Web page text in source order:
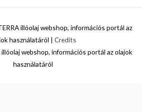
illóolaj webshop, információs portál az
használatáról | Credits
illóolaj webshop, információs portál az olajok
használatáról